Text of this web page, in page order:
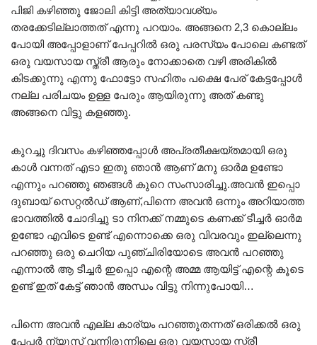
പിജി കഴിഞ്ഞു ജോലി കിട്ടി അത്യാവശ്യം
തരക്കേടില്ലാത്തത് എന്നു പറയാം. അങ്ങനെ 2,3 കൊല്ലം
പോയി അപ്പോളാണ് പേപ്പറിൽ ഒരു പരസ്യം പോലെ കണ്ടത്
ഒരു വയസായ സ്ത്രീ ആരും നോക്കാതെ വഴി അരികിൽ
കിടക്കുന്നു എന്നു ഫോട്ടോ സഹിതം പക്ഷെ പേര് കേട്ടപ്പോൾ
നല്ല പരിചയം ഉള്ള പേരും ആയിരുന്നു അത് കണ്ടു
അങ്ങനെ വിട്ടു കളഞ്ഞു.
കുറച്ചു ദിവസം കഴിഞ്ഞപ്പോൾ അപ്രതീക്ഷയ്‌തമായി ഒരു
കാൾ വന്നത് എടാ ഇതു ഞാൻ ആണ് മനു ഓർമ ഉണ്ടോ
എന്നും പറഞ്ഞു ഞങ്ങൾ കുറെ സംസാരിച്ചു.അവൻ ഇപ്പൊ
ദുബായ് സെറ്റൽഡ് ആണ്,പിന്നെ അവൻ ഒന്നും അറിയാത്ത
ഭാവത്തിൽ ചോദിച്ചു ടാ നിനക്ക് നമ്മുടെ കണക്ക് ടീച്ചർ ഓർമ
ഉണ്ടോ എവിടെ ഉണ്ട് എന്നൊക്കെ ഒരു വിവരവും ഇല്ലെന്നു
പറഞ്ഞു ഒരു ചെറിയ പുഞ്ചിരിയോടെ അവൻ പറഞ്ഞു
എന്നാൽ ആ ടീച്ചർ ഇപ്പൊ എന്റെ അമ്മ ആയിട്ട് എന്റെ കൂടെ
ഉണ്ട് ഇത് കേട്ട് ഞാൻ അന്ധം വിട്ടു നിന്നുപോയി…
പിന്നെ അവൻ എല്ല കാര്യം പറഞ്ഞുതന്നത് ഒരിക്കൽ ഒരു
പേപ്പർ ന്യൂസ് വന്നിരുന്നിലെ ഒരു വയസായ സ്ത്രീ